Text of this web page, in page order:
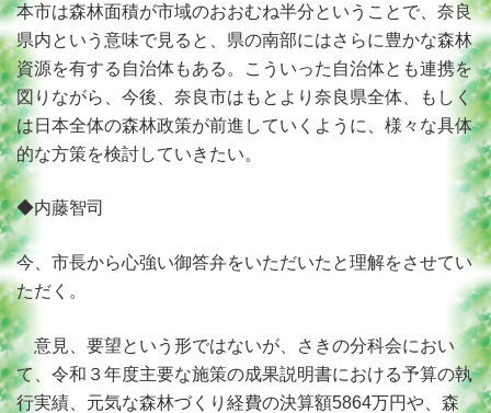
本市は森林面積が市域のおおむね半分ということで、奈良
県内という意味で見ると、県の南部にはさらに豊かな森林
資源を有する自治体もある。こういった自治体とも連携を
図りながら、今後、奈良市はもとより奈良県全体、もしく
は日本全体の森林政策が前進していくように、様々な具体
的な方策を検討していきたい。
◆内藤智司
今、市長から心強い御答弁をいただいたと理解をさせてい
ただく。
意見、要望という形ではないが、さきの分科会におい
て、令和３年度主要な施策の成果説明書における予算の執
行実績、元気な森林づくり経費の決算額5864万円や、森